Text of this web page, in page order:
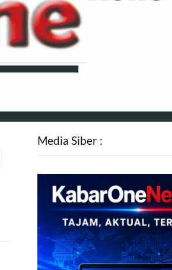
Media Siber :